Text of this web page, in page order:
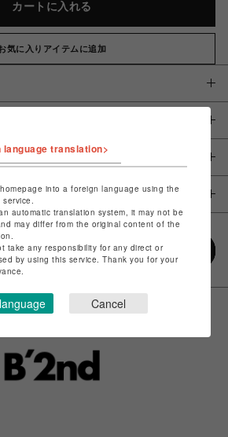
カートに入れる
気に入りアイテムに追加
translation>
into a foreign language using the
automatic translation system, it may not be
may differ from the original content of the
take any responsibility for any direct or
by using this service. Thank you for your
Cancel